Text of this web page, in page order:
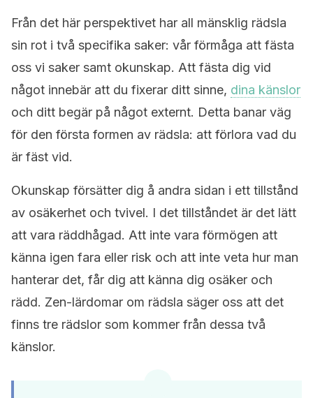
Från det här perspektivet har all mänsklig rädsla
sin rot i två specifika saker: vår förmåga att fästa
oss vi saker samt okunskap. Att fästa dig vid
något innebär att du fixerar ditt sinne, dina känslor
och ditt begär på något externt. Detta banar väg
för den första formen av rädsla: att förlora vad du
är fäst vid.
Okunskap försätter dig å andra sidan i ett tillstånd
av osäkerhet och tvivel. I det tillståndet är det lätt
att vara räddhågad. Att inte vara förmögen att
känna igen fara eller risk och att inte veta hur man
hanterar det, får dig att känna dig osäker och
rädd. Zen-lärdomar om rädsla säger oss att det
finns tre rädslor som kommer från dessa två
känslor.